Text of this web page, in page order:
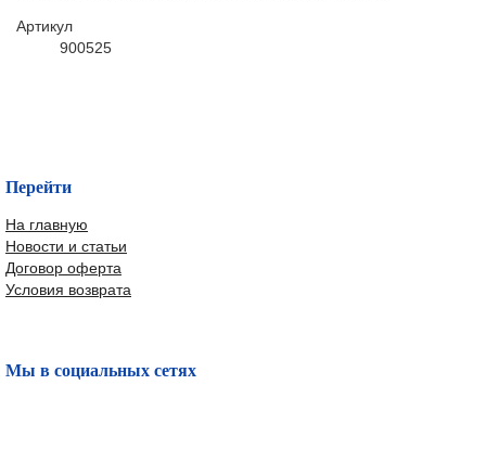
Артикул
900525
Перейти
На главную
Новости и статьи
Договор оферта
Условия возврата
Мы в социальных сетях